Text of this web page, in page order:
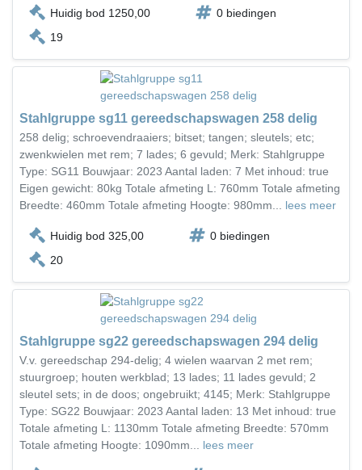
Huidig bod 1250,00
0 biedingen
19
Stahlgruppe sg11 gereedschapswagen 258 delig
258 delig; schroevendraaiers; bitset; tangen; sleutels; etc;
zwenkwielen met rem; 7 lades; 6 gevuld; Merk: Stahlgruppe
Type: SG11 Bouwjaar: 2023 Aantal laden: 7 Met inhoud: true
Eigen gewicht: 80kg Totale afmeting L: 760mm Totale afmeting
Breedte: 460mm Totale afmeting Hoogte: 980mm... lees meer
Huidig bod 325,00
0 biedingen
20
Stahlgruppe sg22 gereedschapswagen 294 delig
V.v. gereedschap 294-delig; 4 wielen waarvan 2 met rem;
stuurgroep; houten werkblad; 13 lades; 11 lades gevuld; 2
sleutel sets; in de doos; ongebruikt; 4145; Merk: Stahlgruppe
Type: SG22 Bouwjaar: 2023 Aantal laden: 13 Met inhoud: true
Totale afmeting L: 1130mm Totale afmeting Breedte: 570mm
Totale afmeting Hoogte: 1090mm... lees meer